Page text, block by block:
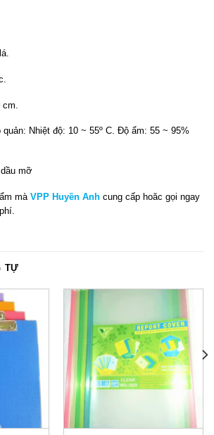
Nhiệt độ: 10 ~ 55º C. Độ ẩm: 55 ~ 95%
mỡ
mà VPP Huyền Anh cung cấp hoăc gọi ngay
TỰ